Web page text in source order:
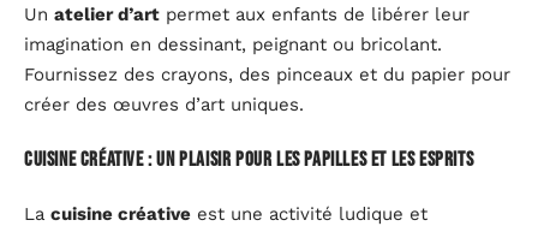
Un atelier d’art permet aux enfants de libérer leur
imagination en dessinant, peignant ou bricolant.
Fournissez des crayons, des pinceaux et du papier pour
créer des œuvres d’art uniques.
Cuisine créative : un plaisir pour les papilles et les esprits
La cuisine créative est une activité ludique et